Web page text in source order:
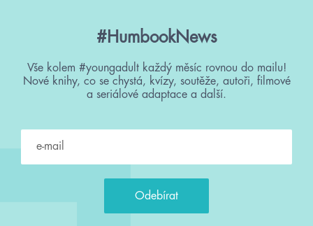
#HumbookNews
Vše kolem #youngadult každý měsíc rovnou do mailu!
Nové knihy, co se chystá, kvízy, soutěže, autoři, filmové
a seriálové adaptace a další.